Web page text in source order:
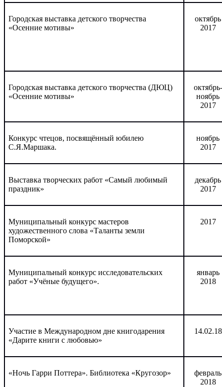
Городская выставка детского творчества
«Осенние мотивы»
октябрь
2017
Городская выставка детского творчества (ДЮЦ)
«Осенние мотивы»
октябрь-
ноябрь
2017
Конкурс чтецов, посвящённый юбилею
С.Я.Маршака.
ноябрь
2017
Выставка творческих работ «Самый любимый
праздник»
декабрь
2017
Муниципальный конкурс мастеров
художественного слова «Таланты земли
Поморской»
2017
Муниципальный конкурс исследовательских
работ «Учёные будущего».
январь
2018
Участие в Международном дне книгодарения
«Дарите книги с любовью»
14.02.18
«Ночь Гарри Поттера». Библиотека «Кругозор»
февраль
2018